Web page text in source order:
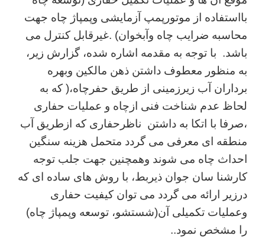
بااستفاده از موتورپمپ آزمایشی وپمپاژ چاه جهت
محاسبه ضرایب چاه وآبخوان) .غیرقابل کنترل می
باشد. با توجه به مقدمه اشاره شده، گزارش زیر،
به منظور معطوف داشتن ذهن مالکین وبهره
برداران آب زیرزمینی از طریق حفرچاه،( که به
لحاظ عدم شناخت فنی ازچاه و عملیات حفاری
،صرفا با اتکا به داشتن ناظرحفاری که ازطریق آب
منطقه ای معرفی می گردد متحمل هزینه سنگین
احداث چاه می شوند وهمچنین جهت جلب توجه
کارشنا سان جوان ذیربط، با روش های ساده ای که
درزیر ارائه می گردد می توان کیفیت حفاری
وعملیات تکمیلی آن(شستشو، توسعه وپمپاژ چاه)
را مشخص نمود..